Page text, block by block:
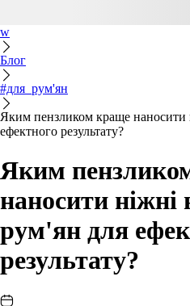
w
Блог
#для_рум'ян
Яким пензликом краще наносити
ефектного результату?
Яким
наносити ніжні
рум'ян для
результату?